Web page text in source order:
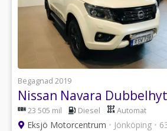
Begagnad 2019
23 505 mil Diesel Automat
Eksjö Motorcentrum • Jönköping •